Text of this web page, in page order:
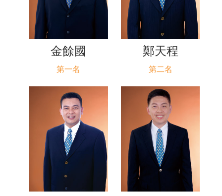
金餘國
第一名
鄭天程
第二名